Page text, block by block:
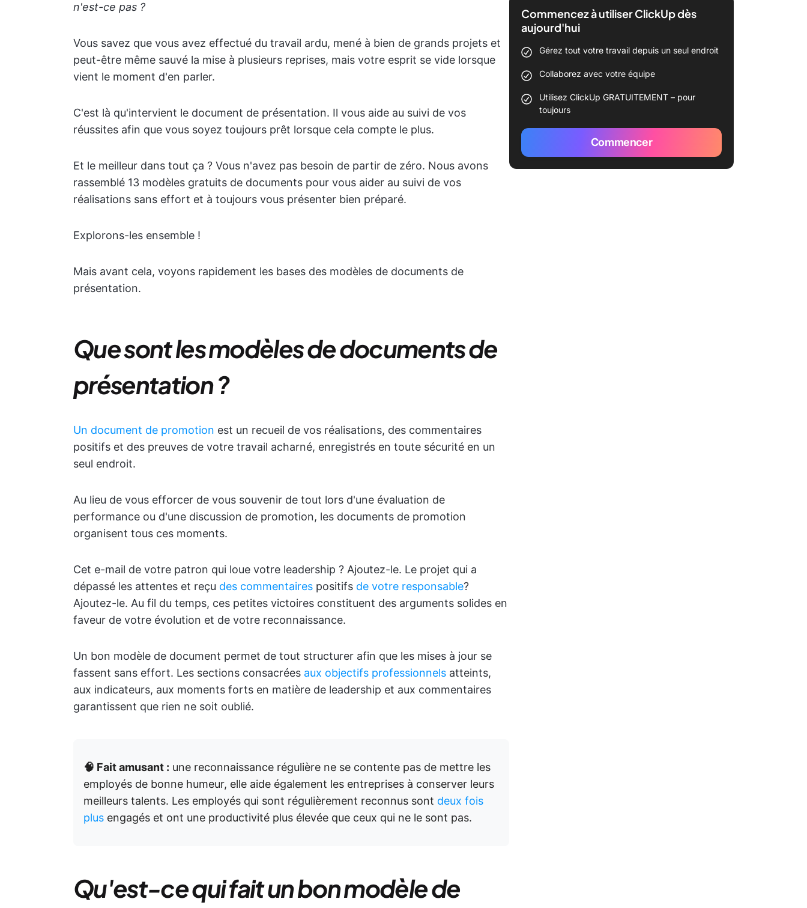
n'est-ce pas ?
Vous savez que vous avez effectué du travail ardu, mené à bien de grands projets et
peut-être même sauvé la mise à plusieurs reprises, mais votre esprit se vide lorsque
vient le moment d'en parler.
C'est là qu'intervient le document de présentation. Il vous aide au suivi de vos
réussites afin que vous soyez toujours prêt lorsque cela compte le plus.
Et le meilleur dans tout ça ? Vous n'avez pas besoin de partir de zéro. Nous avons
rassemblé 13 modèles gratuits de documents pour vous aider au suivi de vos
réalisations sans effort et à toujours vous présenter bien préparé.
Explorons-les ensemble !
Mais avant cela, voyons rapidement les bases des modèles de documents de
présentation.
Que sont les modèles de documents de
présentation ?
Un document de promotion est un recueil de vos réalisations, des commentaires
positifs et des preuves de votre travail acharné, enregistrés en toute sécurité en un
seul endroit.
Au lieu de vous efforcer de vous souvenir de tout lors d'une évaluation de
performance ou d'une discussion de promotion, les documents de promotion
organisent tous ces moments.
Cet e-mail de votre patron qui loue votre leadership ? Ajoutez-le. Le projet qui a
dépassé les attentes et reçu des commentaires positifs de votre responsable?
Ajoutez-le. Au fil du temps, ces petites victoires constituent des arguments solides en
faveur de votre évolution et de votre reconnaissance.
Un bon modèle de document permet de tout structurer afin que les mises à jour se
fassent sans effort. Les sections consacrées aux objectifs professionnels atteints,
aux indicateurs, aux moments forts en matière de leadership et aux commentaires
garantissent que rien ne soit oublié.
🧠 Fait amusant : une reconnaissance régulière ne se contente pas de mettre les
employés de bonne humeur, elle aide également les entreprises à conserver leurs
meilleurs talents. Les employés qui sont régulièrement reconnus sont deux fois
plus engagés et ont une productivité plus élevée que ceux qui ne le sont pas.
Qu'est-ce qui fait un bon modèle de
Commencez à utiliser ClickUp dès
aujourd'hui
Gérez tout votre travail depuis un seul endroit
Collaborez avec votre équipe
Utilisez ClickUp GRATUITEMENT – pour
toujours
Commencer